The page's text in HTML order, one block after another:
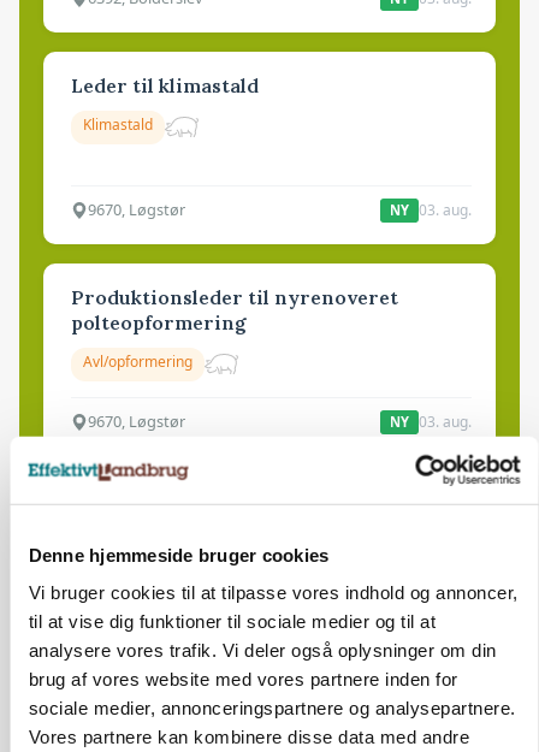
Denne hjemmeside bruger cookies
Vi bruger cookies til at tilpasse vores indhold og annoncer,
til at vise dig funktioner til sociale medier og til at
analysere vores trafik. Vi deler også oplysninger om din
brug af vores website med vores partnere inden for
sociale medier, annonceringspartnere og analysepartnere.
Vores partnere kan kombinere disse data med andre
Leder til klimastald
Klimastald
9670, Løgstør NY 03. aug.
Produktionsleder til nyrenoveret
polteopformering
Avl/opformering
9670, Løgstør NY 03. aug.
Medarbejder - fodermester søges
Kalve Grovfoder
6270, Tønder 31. jul.